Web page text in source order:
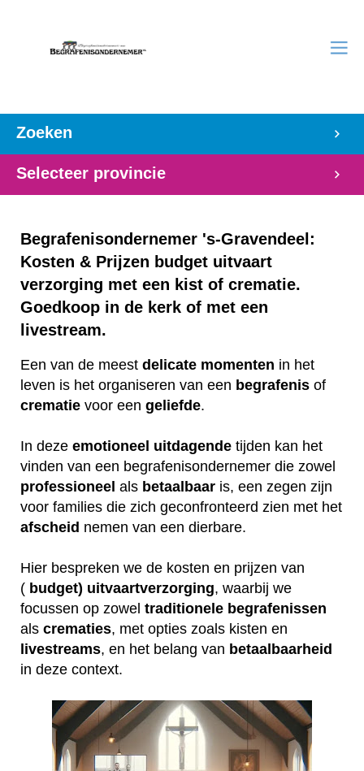
Zoeken
Selecteer provincie
Begrafenisondernemer 's-Gravendeel:
Kosten & Prijzen budget uitvaart
verzorging met een kist of crematie.
Goedkoop in de kerk of met een
livestream.
Een van de meest delicate momenten in het
leven is het organiseren van een begrafenis of
crematie voor een geliefde.
In deze emotioneel uitdagende tijden kan het
vinden van een begrafenisondernemer die zowel
professioneel als betaalbaar is, een zegen zijn
voor families die zich geconfronteerd zien met het
afscheid nemen van een dierbare.
Hier bespreken we de kosten en prijzen van
( budget) uitvaartverzorging, waarbij we
focussen op zowel traditionele begrafenissen
als crematies, met opties zoals kisten en
livestreams, en het belang van betaalbaarheid
in deze context.